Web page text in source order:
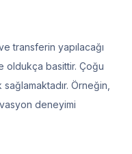
transferin yapılacağı
oldukça basittir. Çoğu
Örneğin,
deneyimi